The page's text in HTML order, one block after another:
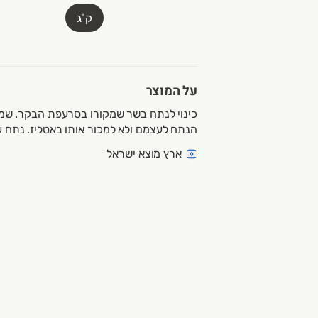
ק"ג
על המוצר
כינוי לנתח בשר שמקורו בסרעפת הבקר.
הנתח לעצמם ולא למכור אותו באטליז. נתח
ארץ מוצא ישראל